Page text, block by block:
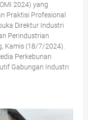
2024) yang
Praktisi Profesional
Direktur Industri
Perindustrian
Kamis (18/7/2024).
Perkebunan
Gabungan Industri